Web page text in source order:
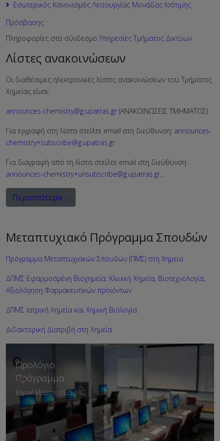
Εσωτερικός Κανονισμός Λειτουργίας Μονάδας Ισότιμης
Πρόσβασης
Πληροφορίες στο σύνδεσμο Υπηρεσίες Τμήματος Δικτύων
Λίστες ανακοινώσεων
Οι διαθέσιμες ηλεκτρονικές λίστες ανακοινώσεων του Τμήματος
Χημείας είναι:
announces-chemistry@g.upatras.gr (ΑΝΑΚΟΙΝΩΣΕΙΣ ΤΜΗΜΑΤΟΣ)
Για εγγραφή στη λίστα στείλτε email στη διεύθυνση: announces-
chemistry+subscribe@g.upatras.gr
Για διαγραφή από τη λίστα στείλτε email στη διεύθυνση:
announces-chemistry+unsubscribe@g.upatras.gr...
Περισσότερα …
Μεταπτυχιακό Πρόγραμμα Σπουδών
Πρόγραμμα Μεταπτυχιακών Σπουδών (ΠΜΣ) στη Χημεία
ΔΠΜΣ Εφαρμοσμένη Βιοχημεία: Κλινική Χημεία, Βιοτεχνολογία,
Αξιολόγηση Φαρμακευτικών προϊόντων
ΔΠΜΣ Ιατρική Χημεία και Χημική Βιολογία
Διδακτορική Διατριβή στη Χημεία
Ωρολόγιο
Πρόγραμμα
Εαρινό Εξάμηνο 2025-26